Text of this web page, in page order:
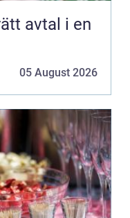
05 August 2026